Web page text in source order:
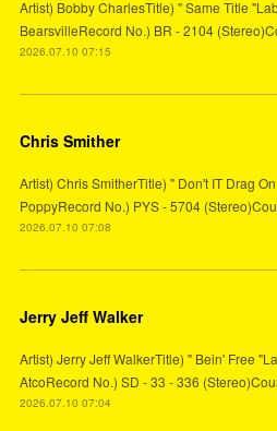
Artist) Bobby CharlesTitle) " Same Title
BearsvilleRecord No.) BR - 2104
2026.07.10 07:15
Chris Smither
Artist) Chris SmitherTitle) " Don't IT Drag
PoppyRecord No.) PYS - 5704
2026.07.10 07:08
Jerry Jeff Walker
Artist) Jerry Jeff WalkerTitle) " Bein' Free
AtcoRecord No.) SD - 33 - 336
2026.07.10 07:04